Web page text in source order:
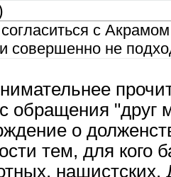
с
совершенно не
обращения
о
тем, для кого
нашистских.